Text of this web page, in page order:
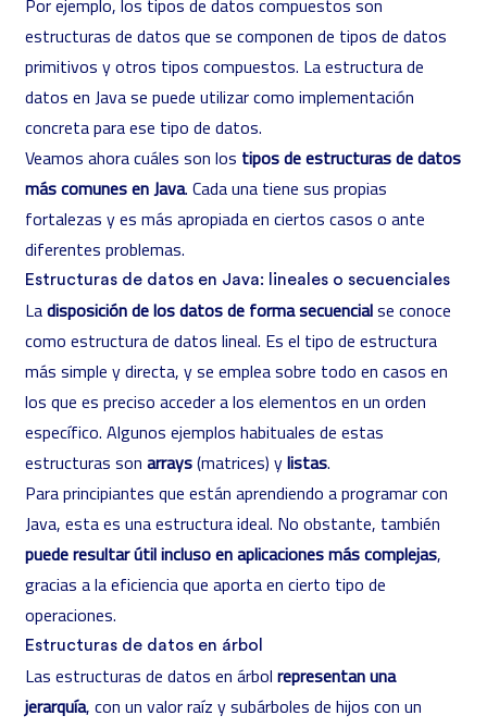
Por ejemplo, los tipos de datos compuestos son
estructuras de datos que se componen de tipos de datos
primitivos y otros tipos compuestos. La estructura de
datos en Java se puede utilizar como implementación
concreta para ese tipo de datos.
Veamos ahora cuáles son los tipos de estructuras de datos
más comunes en Java. Cada una tiene sus propias
fortalezas y es más apropiada en ciertos casos o ante
diferentes problemas.
Estructuras de datos en Java: lineales o secuenciales
Ladisposición de los datos de forma secuencialse conoce
como estructura de datos lineal. Es el tipo de estructura
más simple y directa, y se emplea sobre todo en casos en
los que es preciso acceder a los elementos en un orden
específico. Algunos ejemplos habituales de estas
estructuras son arrays(matrices) ylistas.
Para principiantes que están aprendiendo a programar con
Java, esta es una estructura ideal. No obstante, también
puede resultar útil incluso en aplicaciones más complejas,
gracias a la eficiencia que aporta en cierto tipo de
operaciones.
Estructuras de datos en árbol
Las estructuras de datos en árbol representan una
jerarquía, con un valor raíz y subárboles de hijos con un